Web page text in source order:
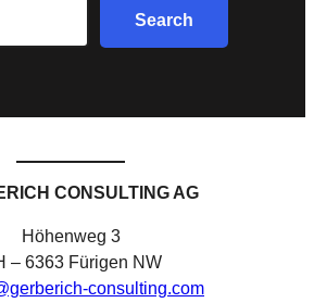
Search
CONSULTING AG
Höhenweg 3
– 6363 Fürigen NW
consulting.com